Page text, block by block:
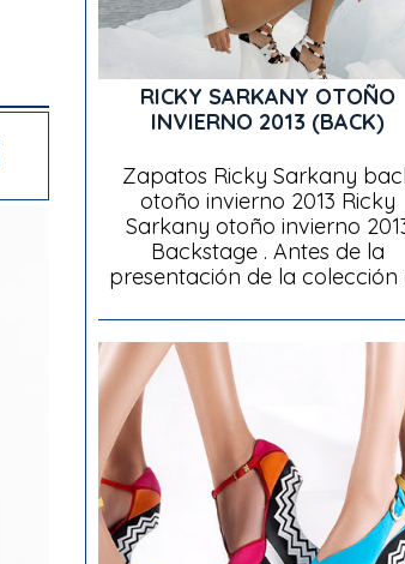
RICKY SARKANY OTOÑO
INVIERNO 2013 (BACK)
Zapatos Ricky Sarkany
otoño invierno 2013 Ricky
Sarkany otoño invierno
Backstage . Antes de la
presentación de la colección